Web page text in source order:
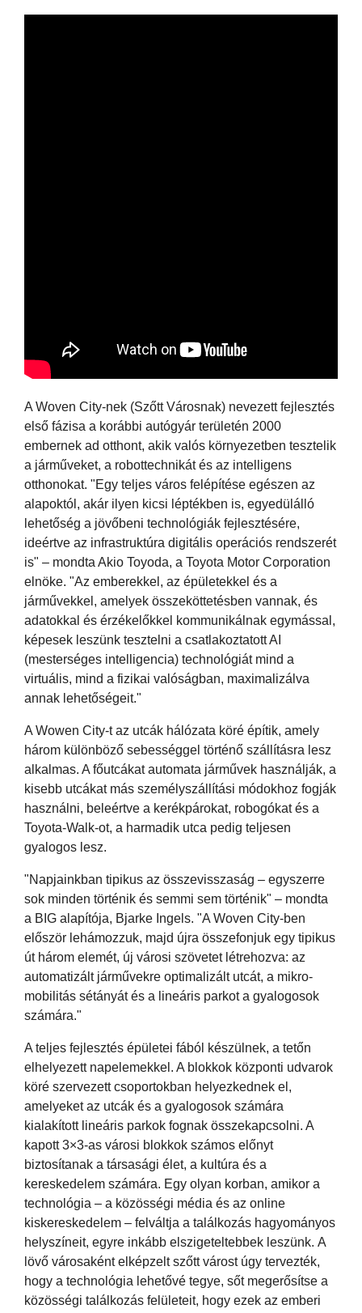
A Woven City-nek (Szőtt Városnak) nevezett fejlesztés
első fázisa a korábbi autógyár területén 2000
embernek ad otthont, akik valós környezetben tesztelik
a járműveket, a robottechnikát és az intelligens
otthonokat. "Egy teljes város felépítése egészen az
alapoktól, akár ilyen kicsi léptékben is, egyedülálló
lehetőség a jövőbeni technológiák fejlesztésére,
ideértve az infrastruktúra digitális operációs rendszerét
is" – mondta Akio Toyoda, a Toyota Motor Corporation
elnöke. "Az emberekkel, az épületekkel és a
járművekkel, amelyek összeköttetésben vannak, és
adatokkal és érzékelőkkel kommunikálnak egymással,
képesek leszünk tesztelni a csatlakoztatott AI
(mesterséges intelligencia) technológiát mind a
virtuális, mind a fizikai valóságban, maximalizálva
annak lehetőségeit."
A Wowen City-t az utcák hálózata köré építik, amely
három különböző sebességgel történő szállításra lesz
alkalmas. A főutcákat automata járművek használják, a
kisebb utcákat más személyszállítási módokhoz fogják
használni, beleértve a kerékpárokat, robogókat és a
Toyota-Walk-ot, a harmadik utca pedig teljesen
gyalogos lesz.
"Napjainkban tipikus az összevisszaság – egyszerre
sok minden történik és semmi sem történik" – mondta
a BIG alapítója, Bjarke Ingels. "A Woven City-ben
először lehámozzuk, majd újra összefonjuk egy tipikus
út három elemét, új városi szövetet létrehozva: az
automatizált járművekre optimalizált utcát, a mikro-
mobilitás sétányát és a lineáris parkot a gyalogosok
számára."
A teljes fejlesztés épületei fából készülnek, a tetőn
elhelyezett napelemekkel. A blokkok központi udvarok
köré szervezett csoportokban helyezkednek el,
amelyeket az utcák és a gyalogosok számára
kialakított lineáris parkok fognak összekapcsolni. A
kapott 3×3-as városi blokkok számos előnyt
biztosítanak a társasági élet, a kultúra és a
kereskedelem számára. Egy olyan korban, amikor a
technológia – a közösségi média és az online
kiskereskedelem – felváltja a találkozás hagyományos
helyszíneit, egyre inkább elszigeteltebbek leszünk. A
lövő városaként elképzelt szőtt várost úgy tervezték,
hogy a technológia lehetővé tegye, sőt megerősítse a
közösségi találkozás felületeit, hogy ezek az emberi